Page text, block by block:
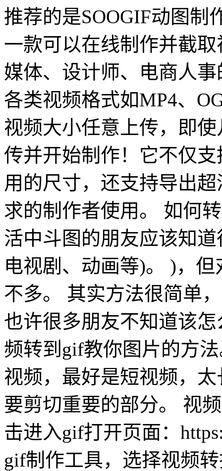
推荐的是SOOGIF动图制
一款可以在线制作并截
媒体、设计师、电商人
各类视频格式如MP4、
视频大小任意上传，即
传并开始制作！它不仅
用的尺寸，还支持导出
求的制作者使用。 如何
活中斗图的朋友应该知
电视剧、动画等)。 )，
不多。 其实方法很简单
也许很多朋友不知道该
频转到gif教你图片的方
视频，最好是短视频，
要剪切重要的部分。 视
击进入gif打开页面：
gif制作工具，选择视频